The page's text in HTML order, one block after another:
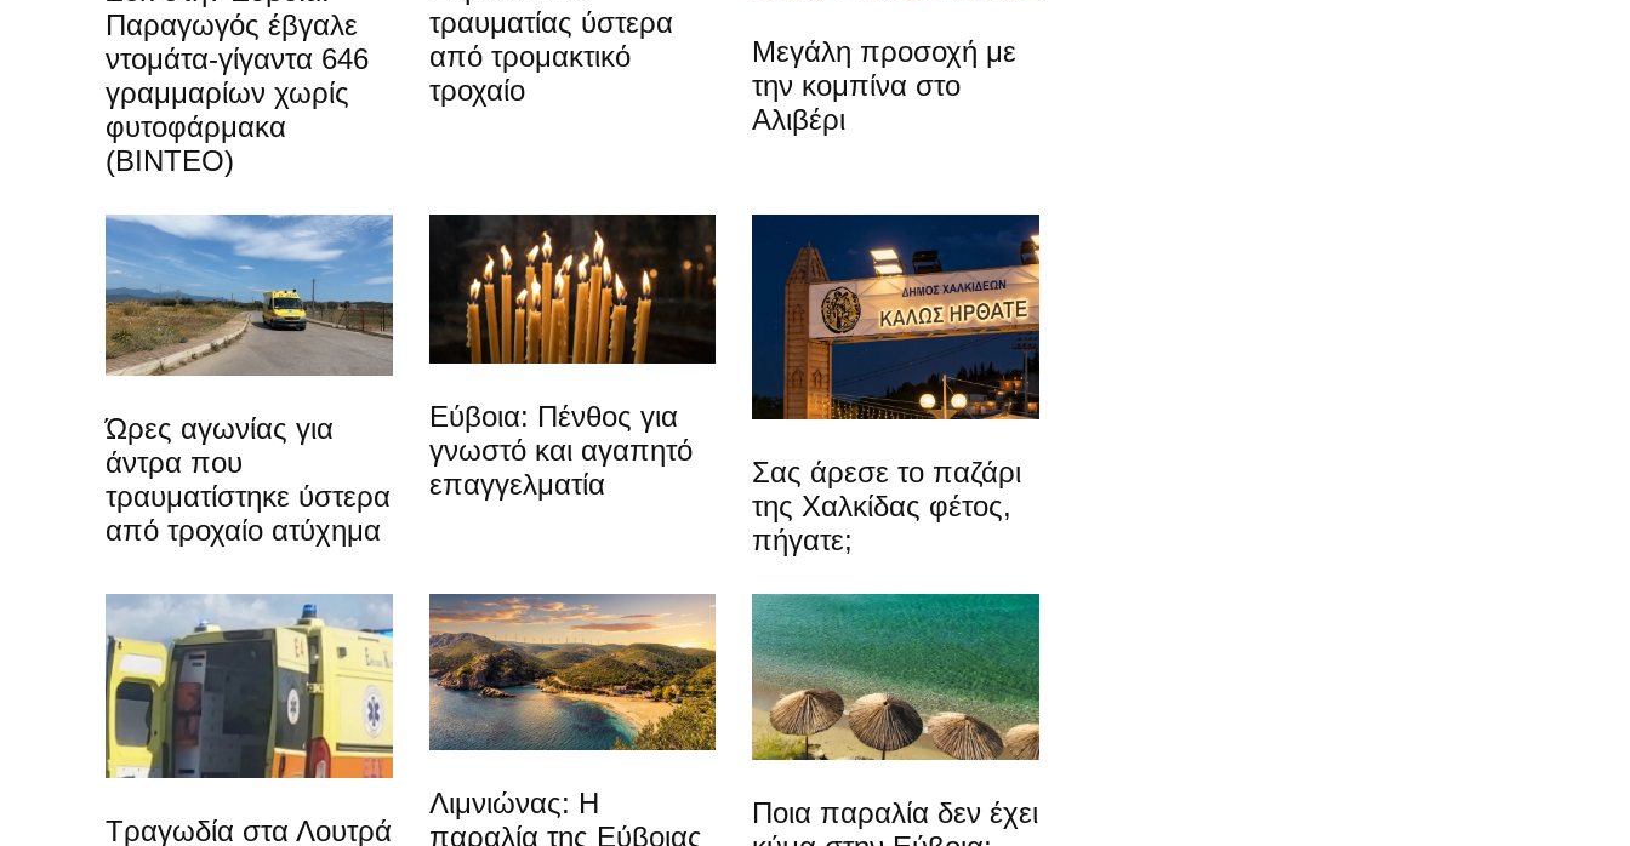
Παραγωγός έβγαλε
ντομάτα-γίγαντα 646
γραμμαρίων χωρίς
φυτοφάρμακα
(ΒΙΝΤΕΟ)
τραυματίας ύστερα
από τρομακτικό
τροχαίο
Μεγάλη προσοχή με
την κομπίνα στο
Αλιβέρι
Ώρες αγωνίας για
άντρα που
τραυματίστηκε ύστερα
από τροχαίο ατύχημα
Εύβοια: Πένθος για
γνωστό και αγαπητό
επαγγελματία
Σας άρεσε το παζάρι
της Χαλκίδας φέτος,
πήγατε;
Τραγωδία στα Λουτρά
Λιμνιώνας: Η
παραλία της Εύβοιας
Ποια παραλία δεν έχει